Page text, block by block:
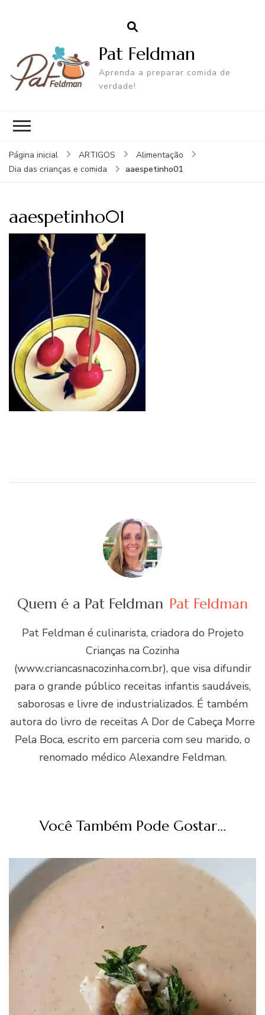
Pat Feldman
Aprenda a preparar comida de
verdade!
Página inicial ARTIGOS
Alimentação
Dia das crianças e comida
aaespetinho01
aaespetinho01
Quem é a Pat Feldman Pat Feldman
Pat Feldman é culinarista, criadora do Projeto
Crianças na Cozinha
(www.criancasnacozinha.com.br), que visa difundir
para o grande público receitas infantis saudáveis,
saborosas e livre de industrializados. É também
autora do livro de receitas A Dor de Cabeça Morre
Pela Boca, escrito em parceria com seu marido, o
renomado médico Alexandre Feldman.
Você Também Pode Gostar...